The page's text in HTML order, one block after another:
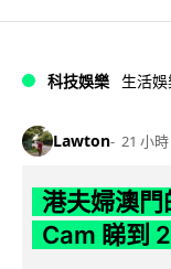
科技娛樂 生活
Lawton 21 小時
港夫婦澳門
Cam 睇到